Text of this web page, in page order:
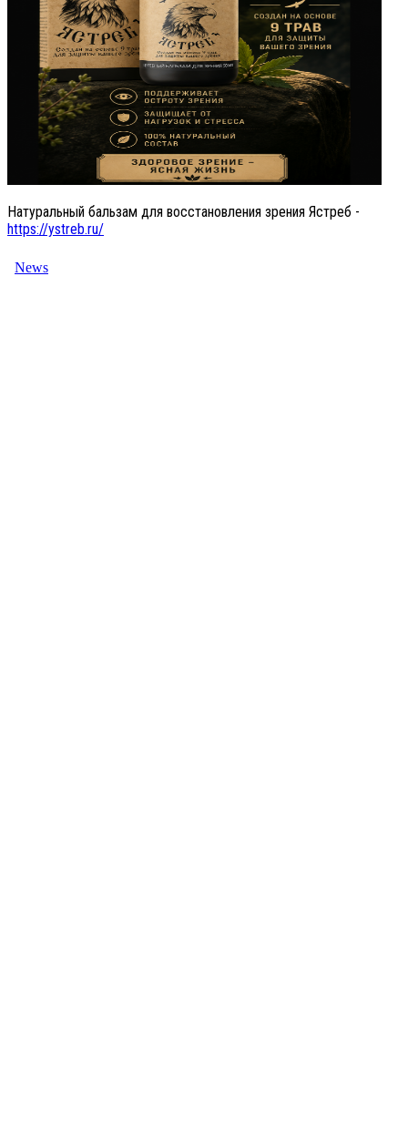
Натуральный бальзам для восстановления зрения Ястреб -
https://ystreb.ru/